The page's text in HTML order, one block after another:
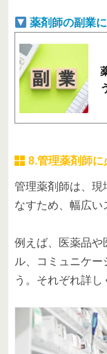
薬剤師の副業
8.管理薬剤師に
管理薬剤師は、現
なすため、幅広い
例えば、医薬品や
ル、コミュニケー
う。それぞれ詳し